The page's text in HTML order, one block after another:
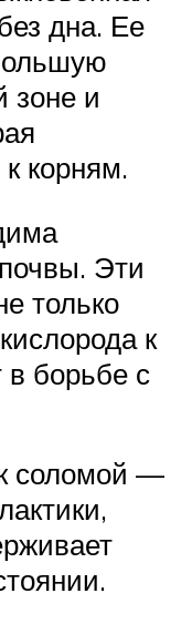
дна. Ее
зоне и
корням.
Эти
только
к
в борьбе с
соломой —